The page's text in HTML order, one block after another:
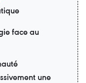
face au
une